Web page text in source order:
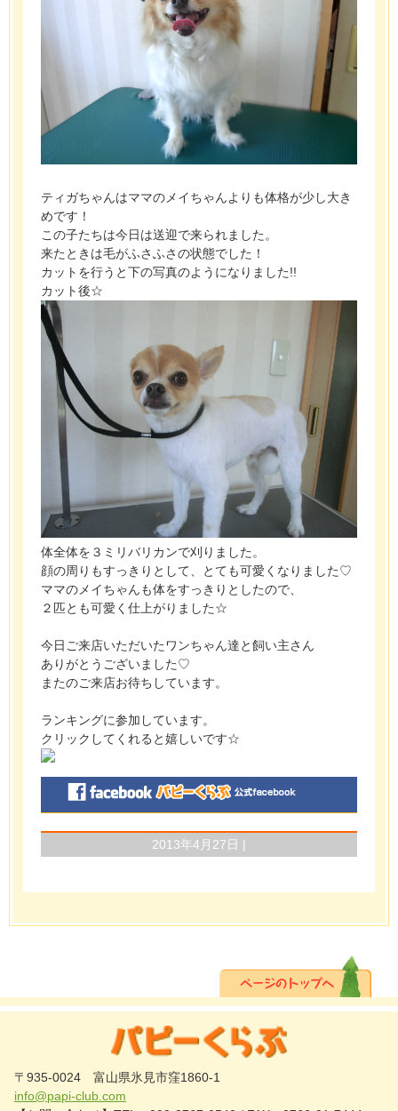
ティガちゃんはママのメイちゃんよりも体格が少し大き
めです！
この子たちは今日は送迎で来られました。
来たときは毛がふさふさの状態でした！
カットを行うと下の写真のようになりました!!
カット後☆
体全体を３ミリバリカンで刈りました。
顔の周りもすっきりとして、とても可愛くなりました♡
ママのメイちゃんも体をすっきりとしたので、
２匹とも可愛く仕上がりました☆
今日ご来店いただいたワンちゃん達と飼い主さん
ありがとうございました♡
またのご来店お待ちしています。
ランキングに参加しています。
クリックしてくれると嬉しいです☆
2013年4月27日 |
〒935-0024 富山県氷見市窪1860-1
info@papi-club.com